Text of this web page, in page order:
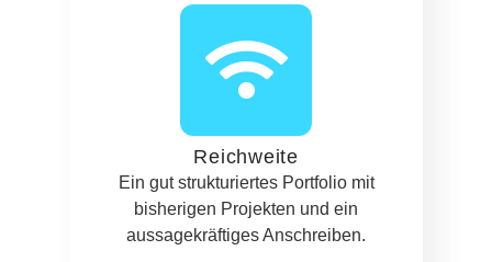
Reichweite
Ein gut strukturiertes Portfolio mit
bisherigen Projekten und ein
aussagekräftiges Anschreiben.